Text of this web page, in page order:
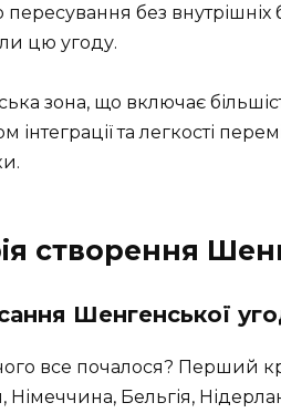
пересування без
цю угоду.
зона, що включає
інтеграції та легкості
створення
Шенгенської
все почалося? Перший
Німеччина, Бельгія,